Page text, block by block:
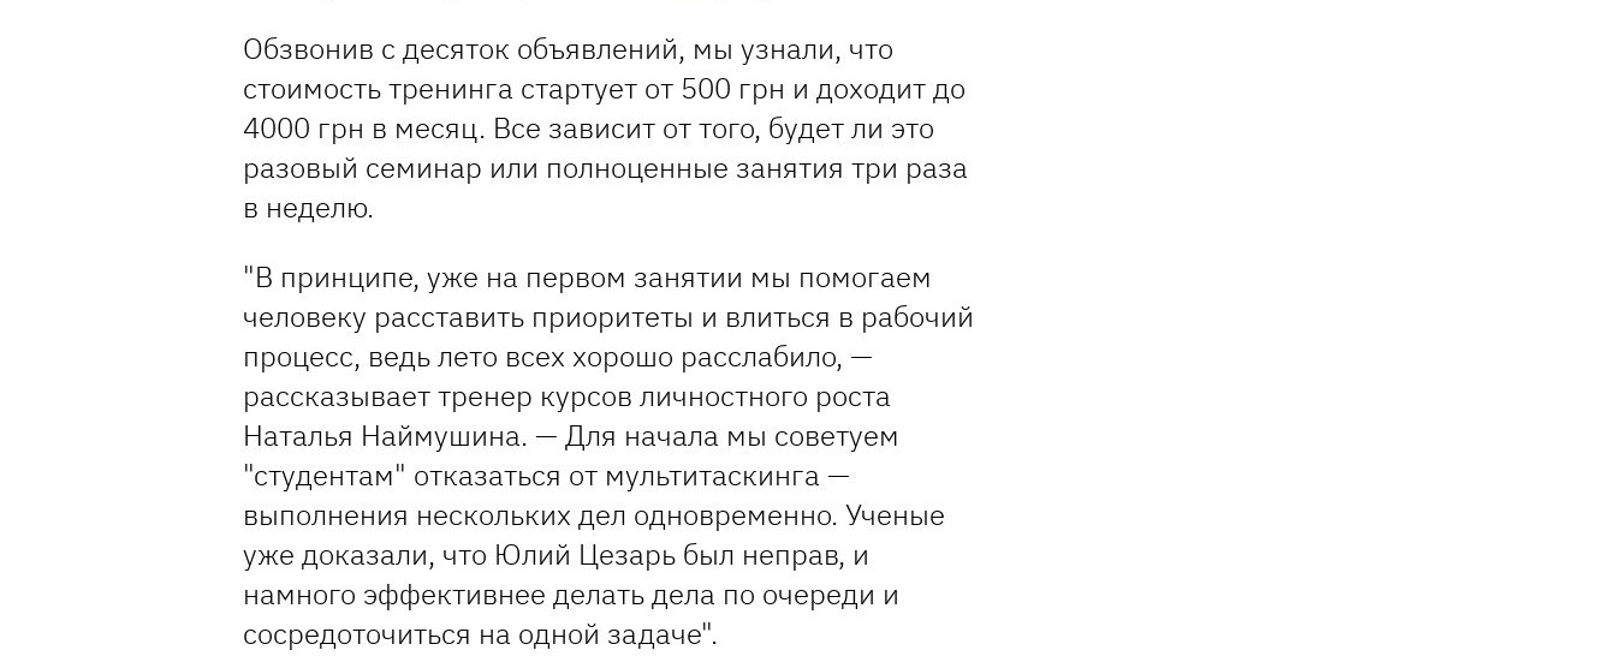
Обзвонив с десяток объявлений, мы узнали, что
стоимость тренинга стартует от 500 грн и доходит до
4000 грн в месяц. Все зависит от того, будет ли это
разовый семинар или полноценные занятия три раза
в неделю.
"В принципе, уже на первом занятии мы помогаем
человеку расставить приоритеты и влиться в рабочий
процесс, ведь лето всех хорошо расслабило, —
рассказывает тренер курсов личностного роста
Наталья Наймушина. — Для начала мы советуем
"студентам" отказаться от мультитаскинга —
выполнения нескольких дел одновременно. Ученые
уже доказали, что Юлий Цезарь был неправ, и
намного эффективнее делать дела по очереди и
сосредоточиться на одной задаче".